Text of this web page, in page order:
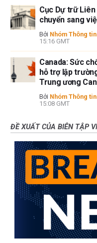
Cục Dự trữ
chuyển sang
Bởi Nhóm Thông
15:16 GMT
Canada: Sức
hỗ trợ lập
Trung ương
Bởi Nhóm Thông
15:08 GMT
ĐỀ XUẤT CỦA BIÊN TẬP